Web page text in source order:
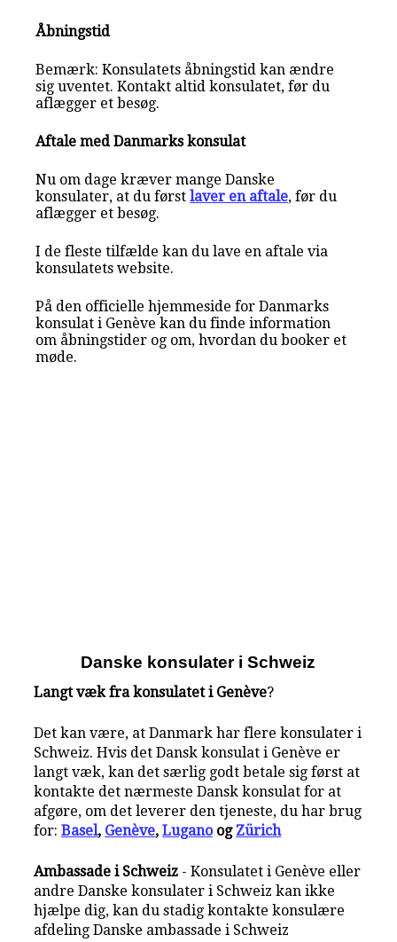
Åbningstid
Bemærk: Konsulatets åbningstid kan ændre
sig uventet. Kontakt altid konsulatet, før du
aflægger et besøg.
Aftale med Danmarks konsulat
Nu om dage kræver mange Danske
konsulater, at du førstlaver en aftale, før du
aflægger et besøg.
I de fleste tilfælde kan du lave en aftale via
konsulatets website.
På den officielle hjemmeside for Danmarks
konsulat i Genève kan du finde information
om åbningstider og om, hvordan du booker et
møde.
Danske konsulater i Schweiz
Langt væk fra konsulatet i Genève?
Det kan være, at Danmark har flere konsulater i
Schweiz. Hvis det Dansk konsulat i Genève er
langt væk, kan det særlig godt betale sig først at
kontakte det nærmeste Dansk konsulat for at
afgøre, om det leverer den tjeneste, du har brug
for:Basel, Genève,Luganoog Zürich
Ambassade i Schweiz - Konsulatet i Genève eller
andre Danske konsulater i Schweiz kan ikke
hjælpe dig, kan du stadig kontakte konsulære
afdeling Danske ambassade i Schweiz